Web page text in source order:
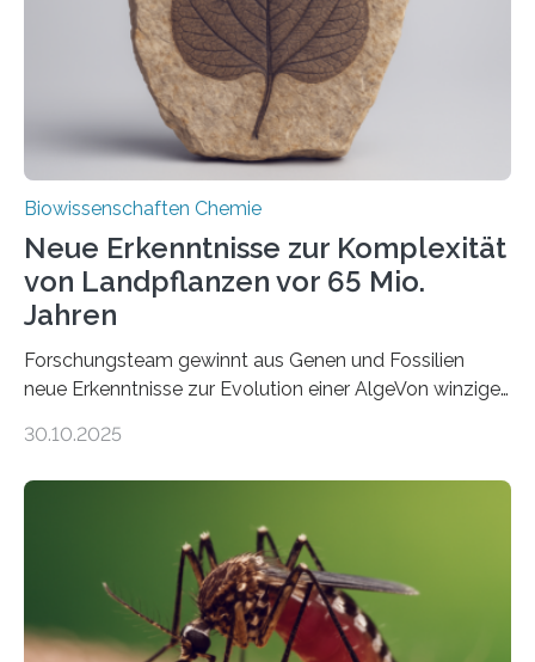
Funktionsfähigkeit der Organellen entscheidend ist. Die
Studie wurde am 28. Oktober 2025 in der
Fachzeitschrift…
Biowissenschaften Chemie
Neue Erkenntnisse zur Komplexität
von Landpflanzen vor 65 Mio.
Jahren
Forschungsteam gewinnt aus Genen und Fossilien
neue Erkenntnisse zur Evolution einer AlgeVon winzigen
Landpflanzen zählen zu den komplexesten
Grünalgen, die vor Hunderten von Millionen Jahren
lebten. Unter den Vorfahren sticht eine Gruppe heraus,
die noch heute in der Natur vorkommt: die
Süßwasseralge Coleochaetophyceae. Einige Arten
dieser Gruppe bilden aus Zellfäden dichte Geflechte
30.10.2025